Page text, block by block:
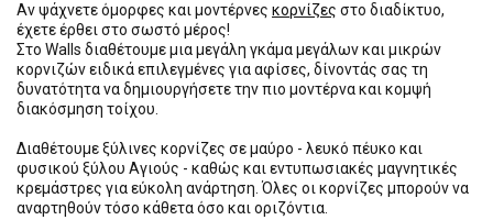
Αν ψάχνετε όμορφες και μοντέρνες κορνίζες στο διαδίκτυο,
έχετε έρθει στο σωστό μέρος!
Στο Walls διαθέτουμε μια μεγάλη γκάμα μεγάλων και μικρών
κορνιζών ειδικά επιλεγμένες για αφίσες, δίνοντάς σας τη
δυνατότητα να δημιουργήσετε την πιο μοντέρνα και κομψή
διακόσμηση τοίχου.
Διαθέτουμε ξύλινες κορνίζες σε μαύρο - λευκό πέυκο και
φυσικού ξύλου Αγιούς - καθώς και εντυπωσιακές μαγνητικές
κρεμάστρες για εύκολη ανάρτηση. Όλες οι κορνίζες μπορούν να
αναρτηθούν τόσο κάθετα όσο και οριζόντια.